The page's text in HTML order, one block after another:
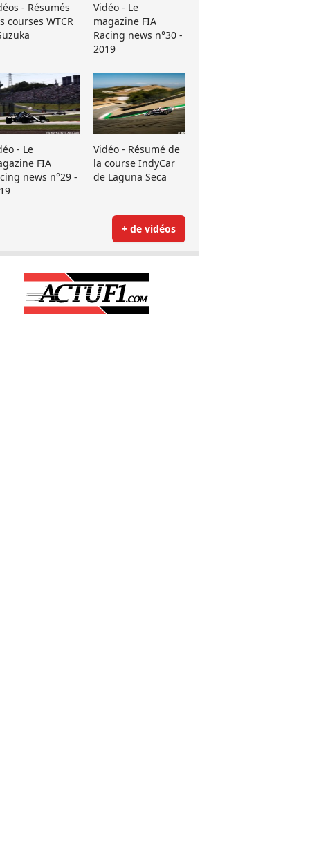
- Résumés
courses WTCR
Vidéo - Le
magazine FIA
Racing news n°30 -
2019
- Le
FIA
news n°29 -
Vidéo - Résumé de
la course IndyCar
de Laguna Seca
+ de vidéos